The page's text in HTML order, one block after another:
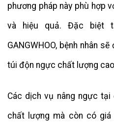
phương pháp này phù hợp
và hiệu quả. Đặc biệt
GANGWHOO, bệnh nhân
túi độn ngực chất lượng
Các dịch vụ nâng ngực
chất lượng mà còn có giá